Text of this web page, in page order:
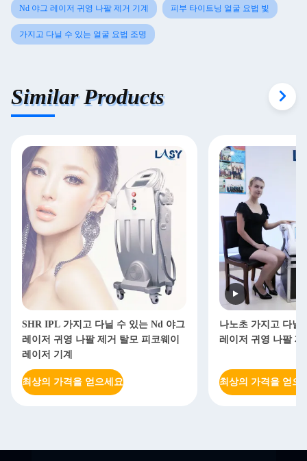
Nd 야그 레이저 귀영 나팔 제거 기계 피부 타이트닝 얼굴 요법 빛
가지고 다닐 수 있는 얼굴 요법 조명
Similar Products
SHR IPL 가지고 다닐 수 있는 Nd 야그
레이저 귀영 나팔 제거 탈모 피코웨이
레이저 기계
최상의 가격을 얻으세요
나노초 가지고 다닐
레이저 귀영 나팔 제
최상의 가격을 얻으